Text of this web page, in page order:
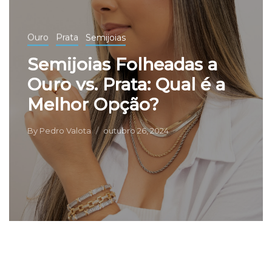
Ouro Prata Semijoias
Semijoias Folheadas a
Ouro vs. Prata: Qual é a
Melhor Opção?
By Pedro Valota outubro 26, 2024